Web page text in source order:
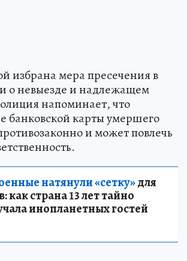
избрана мера пресечения в
о невыезде и надлежащем
напоминает, что
банковской карты умершего
и может повлечь
натянули «сетку»для
страна 13 лет тайно
инопланетных гостей